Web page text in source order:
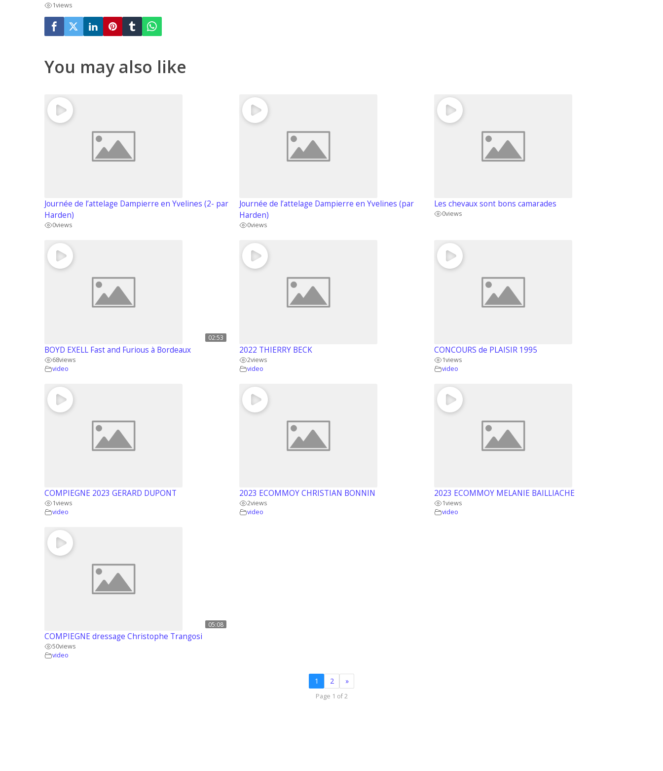
1views
You may also like
Journée de l’attelage Dampierre en Yvelines (2- par
Harden)
0views
Journée de l’attelage Dampierre en Yvelines (par
Harden)
0views
Les chevaux sont bons camarades
0views
02:53
BOYD EXELL Fast and Furious à Bordeaux
68views
video
2022 THIERRY BECK
2views
video
CONCOURS de PLAISIR 1995
1views
video
COMPIEGNE 2023 GERARD DUPONT
1views
video
2023 ECOMMOY CHRISTIAN BONNIN
2views
video
2023 ECOMMOY MELANIE BAILLIACHE
1views
video
05:08
COMPIEGNE dressage Christophe Trangosi
50views
video
1 2 »
Page 1 of 2